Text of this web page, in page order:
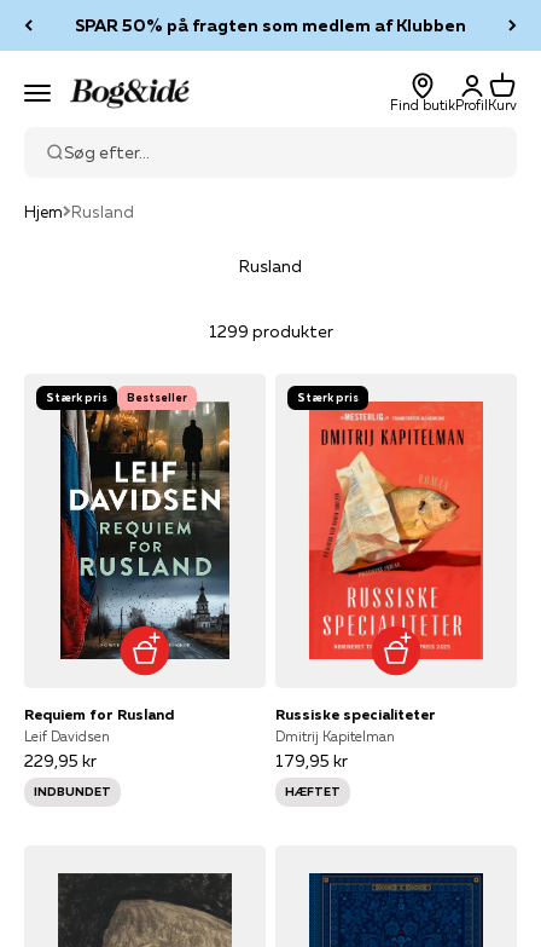
SPAR 50% på fragten som medlem af Klubben
Menu Bog & idé
Find butik
Log ind
Profil
Kurv
Kurv
Søg efter...
Hjem Rusland
Rusland
1299 produkter
Stærk pris Bestseller
Requiem for Rusland
Leif Davidsen
229,95 kr
INDBUNDET
Stærk pris
Russiske specialiteter
Dmitrij Kapitelman
179,95 kr
HÆFTET